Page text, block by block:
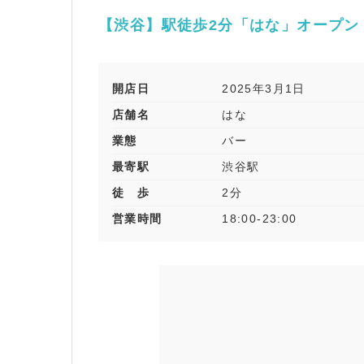
【渋谷】駅徒歩2分「はな」オープン
開店日
2025年3月1日
店舗名
はな
業態
バー
最寄駅
渋谷駅
徒 歩
2分
営業時間
18:00-23:00